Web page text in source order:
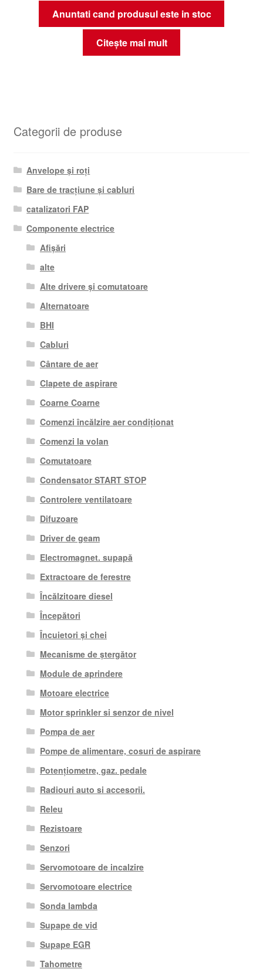
Anuntati cand produsul este in stoc
Citește mai mult
Categorii de produse
Anvelope și roți
Bare de tracțiune și cabluri
catalizatori FAP
Componente electrice
Afișări
alte
Alte drivere și comutatoare
Alternatoare
BHI
Cabluri
Cântare de aer
Clapete de aspirare
Coarne Coarne
Comenzi încălzire aer condiționat
Comenzi la volan
Comutatoare
Condensator START STOP
Controlere ventilatoare
Difuzoare
Driver de geam
Electromagnet. supapă
Extractoare de ferestre
Încălzitoare diesel
Începători
Încuietori și chei
Mecanisme de ștergător
Module de aprindere
Motoare electrice
Motor sprinkler si senzor de nivel
Pompa de aer
Pompe de alimentare, cosuri de aspirare
Potențiometre, gaz. pedale
Radiouri auto si accesorii.
Releu
Rezistoare
Senzori
Servomotoare de incalzire
Servomotoare electrice
Sonda lambda
Supape de vid
Supape EGR
Tahometre